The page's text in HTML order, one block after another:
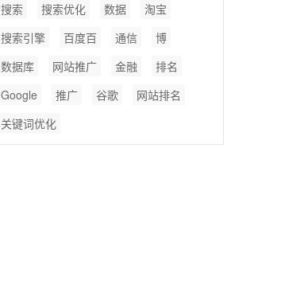
搜索
搜索优化 数据
淘宝
搜索引擎
百度百 通信
博
数据库
网站推广 金融
排名
Google
推广 谷歌
网站排名
关键词优化